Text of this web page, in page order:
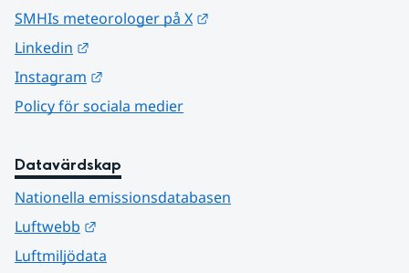
SMHIs meteorologer på X
Linkedin
Instagram
Policy för sociala medier
Datavärdskap
Nationella emissionsdatabasen
Luftwebb
Luftmiljödata